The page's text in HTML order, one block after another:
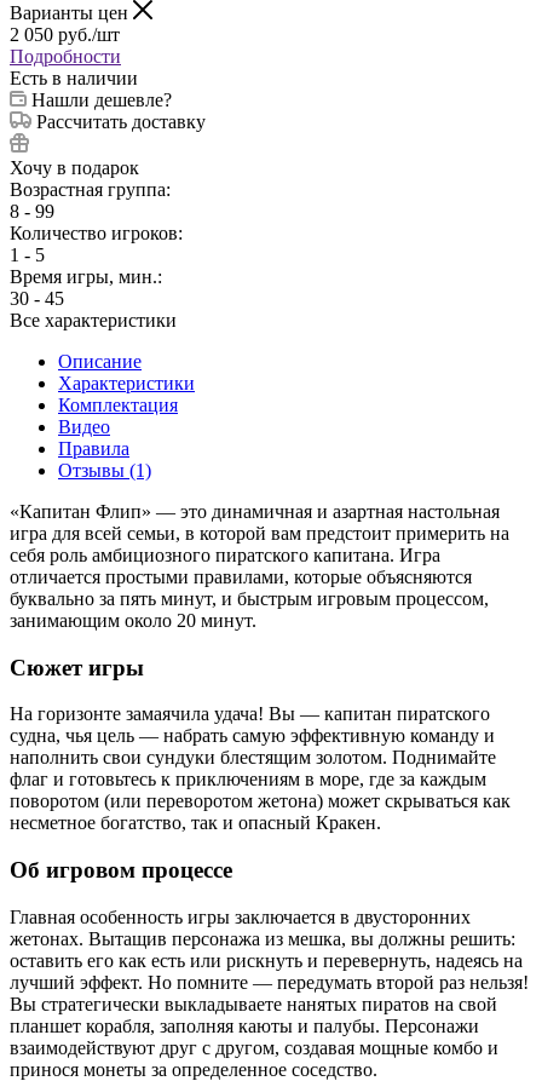
Варианты цен
2 050 руб./шт
Подробности
Есть в наличии
Нашли дешевле?
Рассчитать доставку
Хочу в подарок
Возрастная группа:
8 - 99
Количество игроков:
1 - 5
Время игры, мин.:
30 - 45
Все характеристики
Описание
Характеристики
Комплектация
Видео
Правила
Отзывы (1)
«Капитан Флип» — это динамичная и азартная настольная
игра для всей семьи, в которой вам предстоит примерить на
себя роль амбициозного пиратского капитана. Игра
отличается простыми правилами, которые объясняются
буквально за пять минут, и быстрым игровым процессом,
занимающим около 20 минут.
Сюжет игры
На горизонте замаячила удача! Вы — капитан пиратского
судна, чья цель — набрать самую эффективную команду и
наполнить свои сундуки блестящим золотом. Поднимайте
флаг и готовьтесь к приключениям в море, где за каждым
поворотом (или переворотом жетона) может скрываться как
несметное богатство, так и опасный Кракен.
Об игровом процессе
Главная особенность игры заключается в двусторонних
жетонах. Вытащив персонажа из мешка, вы должны решить:
оставить его как есть или рискнуть и перевернуть, надеясь на
лучший эффект. Но помните — передумать второй раз нельзя!
Вы стратегически выкладываете нанятых пиратов на свой
планшет корабля, заполняя каюты и палубы. Персонажи
взаимодействуют друг с другом, создавая мощные комбо и
принося монеты за определенное соседство.